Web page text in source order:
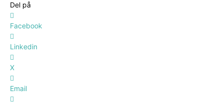
Del på
Facebook
Linkedin
X
Email